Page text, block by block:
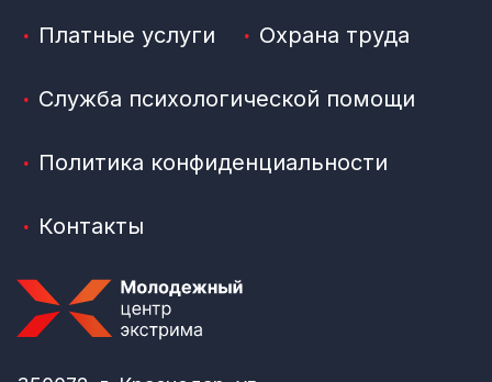
Платные услуги Охрана труда
Служба психологической помощи
Политика конфиденциальности
Контакты